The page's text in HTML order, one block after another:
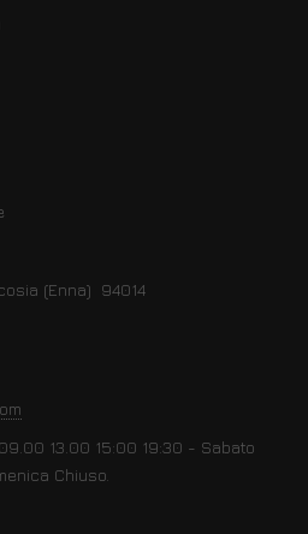
(Enna) 94014
13.00 15:00 19:30 - Sabato
Chiuso.